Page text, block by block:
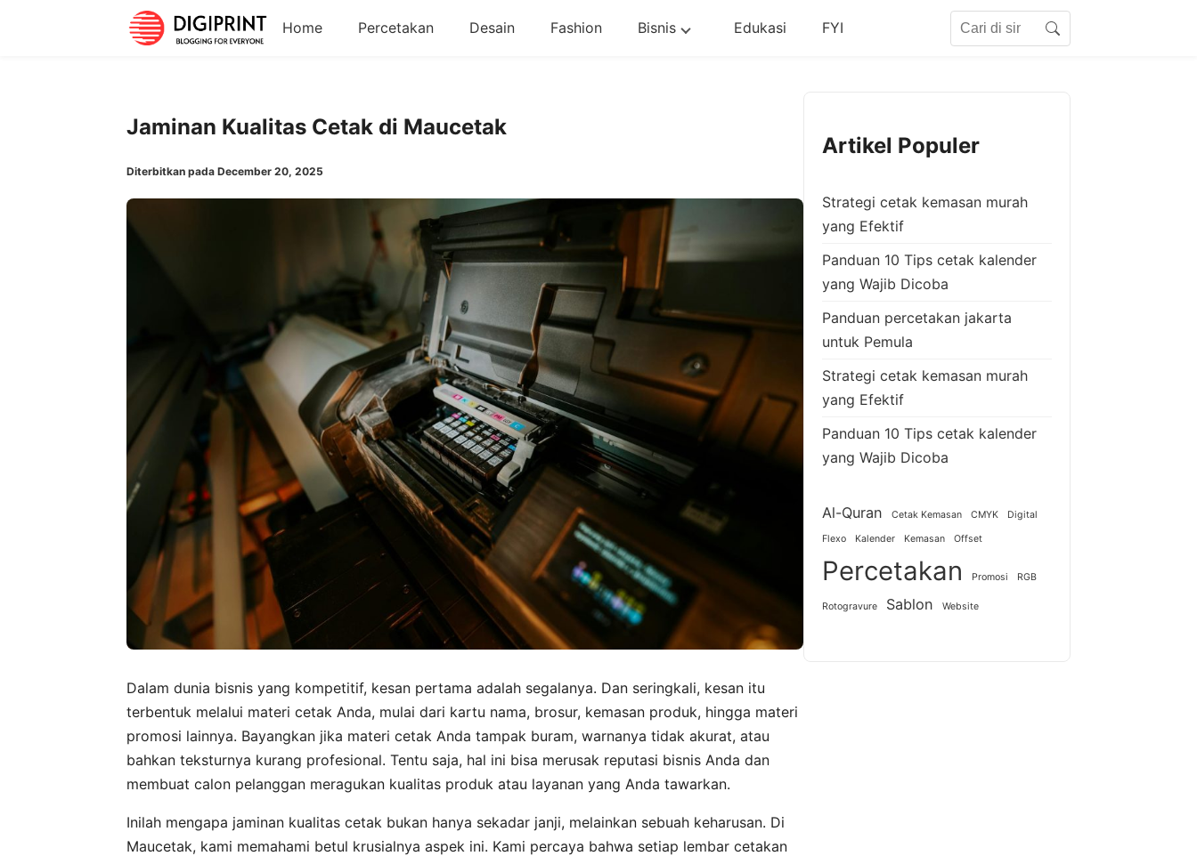
Home Percetakan Desain Fashion Bisnis Edukasi FYI Search
Jaminan Kualitas Cetak di Maucetak
Diterbitkan pada December 20, 2025
Dalam dunia bisnis yang kompetitif, kesan pertama adalah segalanya. Dan seringkali, kesan itu
terbentuk melalui materi cetak Anda, mulai dari kartu nama, brosur, kemasan produk, hingga materi
promosi lainnya. Bayangkan jika materi cetak Anda tampak buram, warnanya tidak akurat, atau
bahkan teksturnya kurang profesional. Tentu saja, hal ini bisa merusak reputasi bisnis Anda dan
membuat calon pelanggan meragukan kualitas produk atau layanan yang Anda tawarkan.
Inilah mengapa jaminan kualitas cetak bukan hanya sekadar janji, melainkan sebuah keharusan. Di
Maucetak, kami memahami betul krusialnya aspek ini. Kami percaya bahwa setiap lembar cetakan
Artikel Populer
Strategi cetak kemasan murah
yang Efektif
Panduan 10 Tips cetak kalender
yang Wajib Dicoba
Panduan percetakan jakarta
untuk Pemula
Strategi cetak kemasan murah
yang Efektif
Panduan 10 Tips cetak kalender
yang Wajib Dicoba
Al-Quran Cetak Kemasan CMYK Digital
Flexo Kalender Kemasan Offset
Percetakan Promosi RGB
Rotogravure Sablon Website